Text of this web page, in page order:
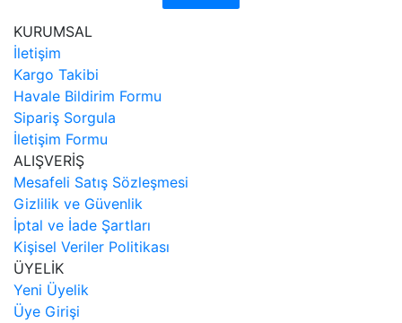
KURUMSAL
İletişim
Kargo Takibi
Havale Bildirim Formu
Sipariş Sorgula
İletişim Formu
ALIŞVERİŞ
Mesafeli Satış Sözleşmesi
Gizlilik ve Güvenlik
İptal ve İade Şartları
Kişisel Veriler Politikası
ÜYELİK
Yeni Üyelik
Üye Girişi